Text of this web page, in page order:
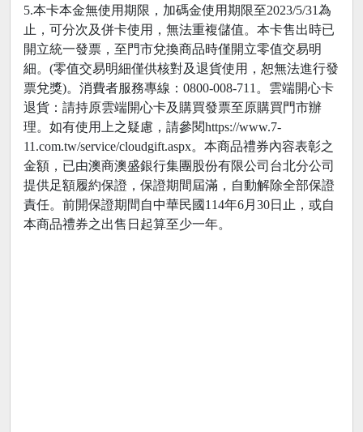
5.本卡本金無使用期限，加碼金使用期限至2023/5/31為
止，可分次及併卡使用，無法重複儲值。本卡售出時已
開立統一發票，至門市兌換商品時僅開立零值交易明
細。(零值交易明細僅供核對及退貨使用，恕無法進行發
票兌獎)。消費者服務專線：0800-008-711。雲端開心卡
退貨：請持原雲端開心卡及購買發票至原購買門市辦
理。如有使用上之疑慮，請參閱https://www.7-
11.com.tw/service/cloudgift.aspx。本商品禮券內容表彰之
金額，已由澳商澳盛銀行集團股份有限公司台北分公司
提供足額履約保證，保證期間屆滿，自動解除全部保證
責任。前開保證期間自中華民國114年6月30日止，或自
本商品禮券之出售日起算至少一年。